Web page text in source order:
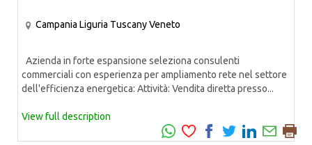
Campania Liguria TuscanyVeneto
Azienda in forte espansione seleziona consulenti
commerciali con esperienza per ampliamento rete nel settore
dell'efficienza energetica: Attività: Vendita diretta presso...
View full description